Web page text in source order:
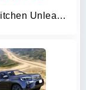
Soviet Kitchen Unleashed